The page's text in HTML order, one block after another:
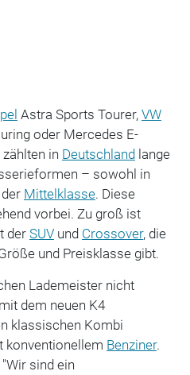
Astra Sports Tourer, VW
oder Mercedes E-
in Deutschlandlange
– sowohl in
Mittelklasse. Diese
vorbei. Zu groß ist
der SUVund Crossover, die
und Preisklasse gibt.
Lademeister nicht
dem neuen K4
klassischen Kombi
konventionellem Benziner.
sind ein